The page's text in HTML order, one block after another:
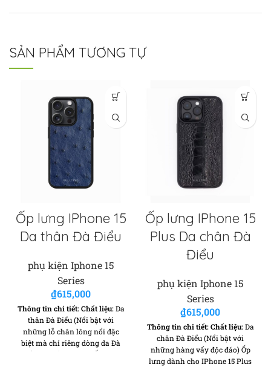
SẢN PHẨM TƯƠNG TỰ
Ốp lưng IPhone 15
Da thân Đà Điểu
phụ kiện Iphone 15
Series
₫615,000
Thông tin chi tiết: Chất liệu:Da
thân Đà Điểu (Nổi bật với
những lỗ chân lông nổi đặc
biệt mà chỉ riêng dòng da Đà
Điểu cao cấp mới có) Ốp lưng
Ốp lưng IPhone 15
Plus Da chân Đà
Điểu
phụ kiện Iphone 15
Series
₫615,000
Thông tin chi tiết: Chất liệu:Da
chân Đà Điểu (Nổi bật với
những hàng vẩy độc đáo) Ốp
lưng dành cho IPhone 15 Plus